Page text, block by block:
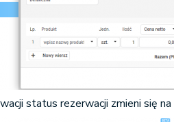
status rezerwacji zmieni się na